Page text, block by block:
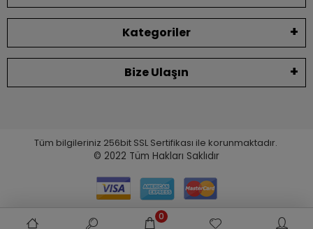
Kategoriler
Bize Ulaşın
Tüm bilgileriniz 256bit SSL Sertifikası ile korunmaktadır.
© 2022 Tüm Hakları Saklıdır
0